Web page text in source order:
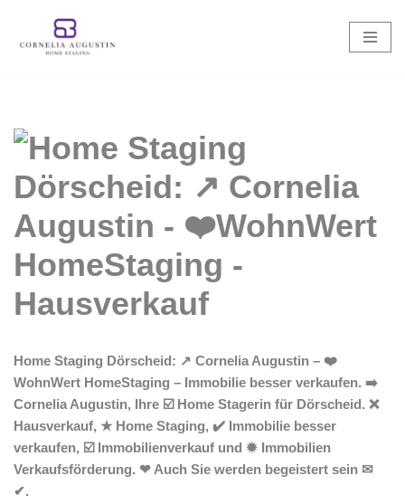
Zum
Home Staging Dörscheid: ↗️ Cornelia Augustin – ❤️
WohnWert HomeStaging – Immobilie besser verkaufen. ➡️
Cornelia Augustin, Ihre ☑️ Home Stagerin für Dörscheid. ❌
Hausverkauf, ★ Home Staging, ✔️ Immobilie besser
verkaufen, ☑️ Immobilienverkauf und ✹ Immobilien
Verkaufsförderung. ❤ Auch Sie werden begeistert sein ✉
✔.